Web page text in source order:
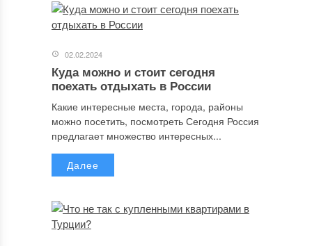
02.02.2024
Куда можно и стоит сегодня
поехать отдыхать в России
Какие интересные места, города, районы
можно посетить, посмотреть Сегодня Россия
предлагает множество интересных...
Далее